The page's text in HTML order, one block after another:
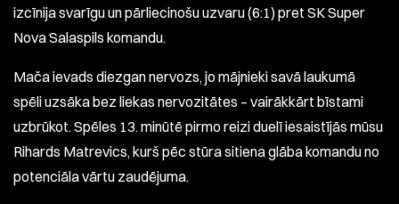
izcīnija svarīgu un pārliecinošu uzvaru (6:1) pret SK Super
Nova Salaspils komandu.
Mača ievads diezgan nervozs, jo mājnieki savā laukumā
spēli uzsāka bez liekas nervozitātes – vairākkārt bīstami
uzbrūkot. Spēles 13. minūtē pirmo reizi duelī iesaistījās mūsu
Rihards Matrevics, kurš pēc stūra sitiena glāba komandu no
potenciāla vārtu zaudējuma.